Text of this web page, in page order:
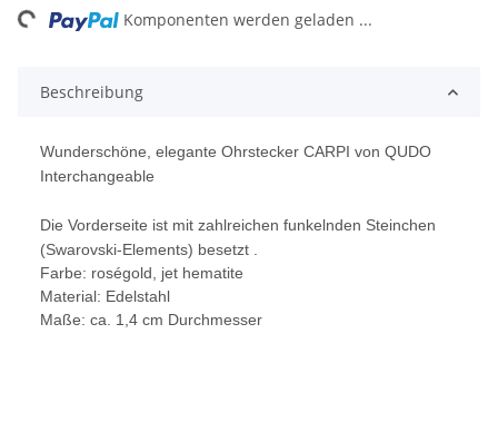
Komponenten werden geladen ...
Beschreibung
Wunderschöne, elegante Ohrstecker CARPI von QUDO
Interchangeable
Die Vorderseite ist mit zahlreichen funkelnden Steinchen
(Swarovski-Elements) besetzt .
Farbe: roségold, jet hematite
Material: Edelstahl
Maße: ca. 1,4 cm Durchmesser